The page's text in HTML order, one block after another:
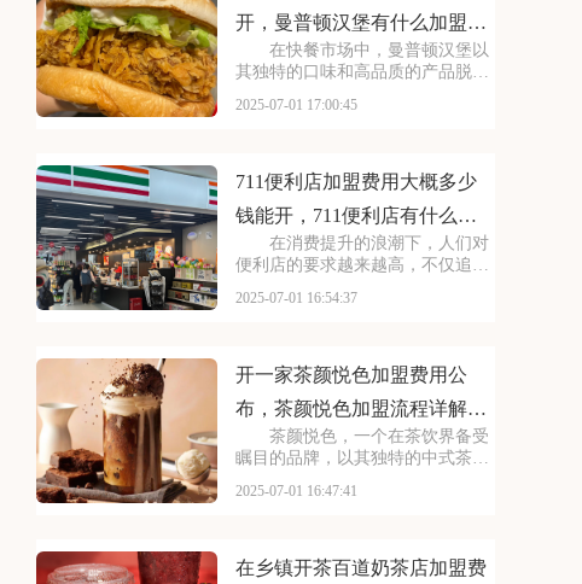
开，曼普顿汉堡有什么加盟条
件呀
在快餐市场中，曼普顿汉堡以
其独特的口味和高品质的产品脱颖
择。走进曼普顿汉堡店，那浓郁的
材，搭配新鲜的蔬菜和秘制
2025-07-01 17:00:45
711便利店加盟费用大概多少
钱能开，711便利店有什么加
盟条件要求吗
在消费提升的浪潮下，人们对
便利店的要求越来越高，不仅追求
性和舒适性。711正是顺应这一趋
每一间711店铺都
2025-07-01 16:54:37
开一家茶颜悦色加盟费用公
布，茶颜悦色加盟流程详解内
容介绍
茶颜悦色，一个在茶饮界备受
瞩目的品牌，以其独特的中式茶饮
数消费者。走进茶颜悦色的店铺，
的茶文化。每一款茶饮
2025-07-01 16:47:41
在乡镇开茶百道奶茶店加盟费